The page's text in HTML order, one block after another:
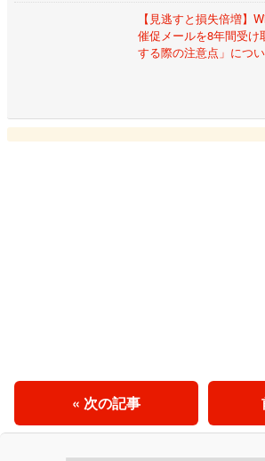
【見逃すと損失倍増】
催促メールを8年間受け
する際の注意点」につ
« 次の記事